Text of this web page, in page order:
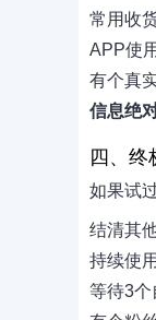
常用收
APP使
有个真
信息绝
四、终
如果试
结清其
持续使
等待3个